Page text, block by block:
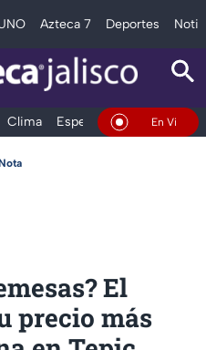
Azteca 7 Deportes
Clima Espectáculos Deportes
En Vivo
El
precio más